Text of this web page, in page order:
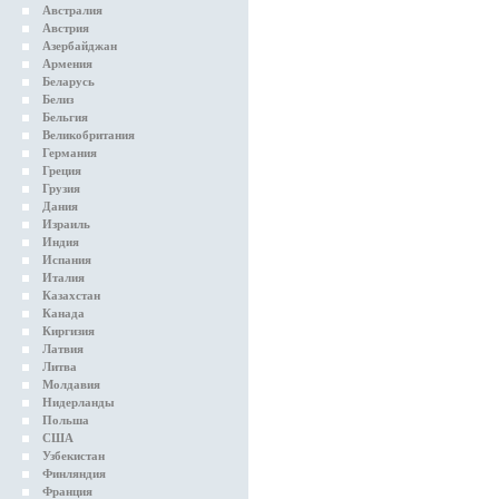
Австралия
Австрия
Азербайджан
Армения
Беларусь
Белиз
Бельгия
Великобритания
Германия
Греция
Грузия
Дания
Израиль
Индия
Испания
Италия
Казахстан
Канада
Киргизия
Латвия
Литва
Молдавия
Нидерланды
Польша
США
Узбекистан
Финляндия
Франция